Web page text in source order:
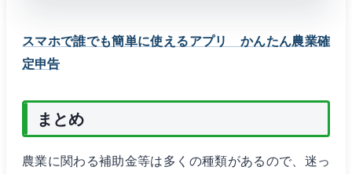
スマホで誰でも簡単に使えるアプリ かんたん農業確
定申告
まとめ
農業に関わる補助金等は多くの種類があるので、迷っ